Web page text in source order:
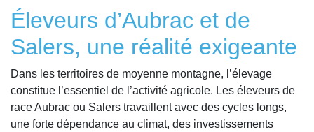
Éleveurs d’Aubrac et de
Salers, une réalité exigeante
Dans les territoires de moyenne montagne, l’élevage
constitue l’essentiel de l’activité agricole. Les éleveurs de
race Aubrac ou Salers travaillent avec des cycles longs,
une forte dépendance au climat, des investissements